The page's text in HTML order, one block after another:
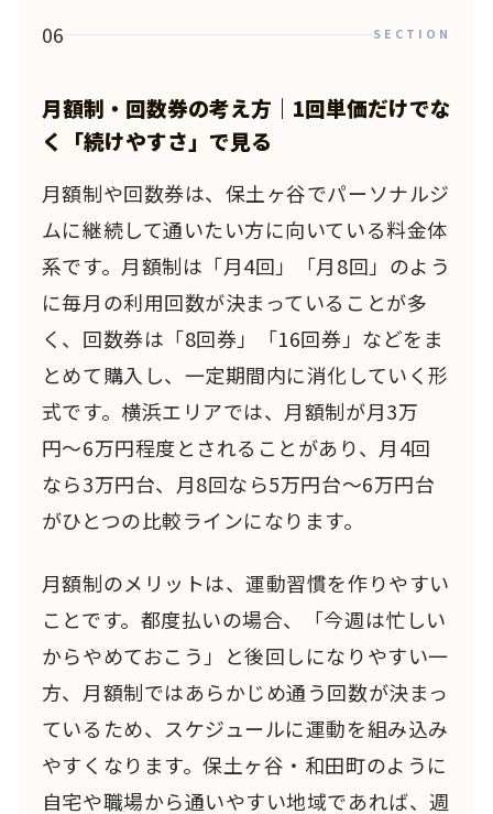
06 SECTION
月額制・回数券の考え方｜1回単価だけでな
く「続けやすさ」で見る
月額制や回数券は、保土ヶ谷でパーソナルジ
ムに継続して通いたい方に向いている料金体
系です。月額制は「月4回」「月8回」のよう
に毎月の利用回数が決まっていることが多
く、回数券は「8回券」「16回券」などをま
とめて購入し、一定期間内に消化していく形
式です。横浜エリアでは、月額制が月3万
円〜6万円程度とされることがあり、月4回
なら3万円台、月8回なら5万円台〜6万円台
がひとつの比較ラインになります。
月額制のメリットは、運動習慣を作りやすい
ことです。都度払いの場合、「今週は忙しい
からやめておこう」と後回しになりやすい一
方、月額制ではあらかじめ通う回数が決まっ
ているため、スケジュールに運動を組み込み
やすくなります。保土ヶ谷・和田町のように
自宅や職場から通いやすい地域であれば、週